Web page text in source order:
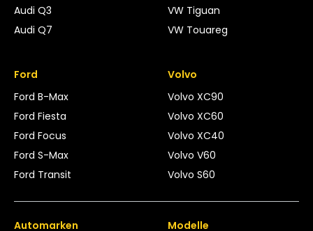
Audi Q3
Audi Q7
VW Tiguan
VW Touareg
Ford
Ford B-Max
Ford Fiesta
Ford Focus
Ford S-Max
Ford Transit
Volvo
Volvo XC90
Volvo XC60
Volvo XC40
Volvo V60
Volvo S60
Automarken
Modelle